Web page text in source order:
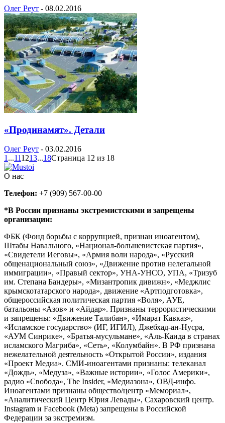
Олег Реут - 08.02.2016
«Продинамят». Детали
Олег Реут - 03.02.2016
1 ...111213...18Страница 12 из 18
О нас
Телефон: +7 (909) 567-00-00
*В России признаны экстремистскими и запрещены
организации:
ФБК (Фонд борьбы с коррупцией, признан иноагентом),
Штабы Навального, «Национал-большевистская партия»,
«Свидетели Иеговы», «Армия воли народа», «Русский
общенациональный союз», «Движение против нелегальной
иммиграции», «Правый сектор», УНА-УНСО, УПА, «Тризуб
им. Степана Бандеры», «Мизантропик дивижн», «Меджлис
крымскотатарского народа», движение «Артподготовка»,
общероссийская политическая партия «Воля», АУЕ,
батальоны «Азов» и «Айдар». Признаны террористическими
и запрещены: «Движение Талибан», «Имарат Кавказ»,
«Исламское государство» (ИГ, ИГИЛ), Джебхад-ан-Нусра,
«АУМ Синрике», «Братья-мусульмане», «Аль-Каида в странах
исламского Магриба», «Сеть», «Колумбайн». В РФ признана
нежелательной деятельность «Открытой России», издания
«Проект Медиа». СМИ-иноагентами признаны: телеканал
«Дождь», «Медуза», «Важные истории», «Голос Америки»,
радио «Свобода», The Insider, «Медиазона», ОВД-инфо.
Иноагентами признаны общество/центр «Мемориал»,
«Аналитический Центр Юрия Левады», Сахаровский центр.
Instagram и Facebook (Metа) запрещены в Российской
Федерации за экстремизм.